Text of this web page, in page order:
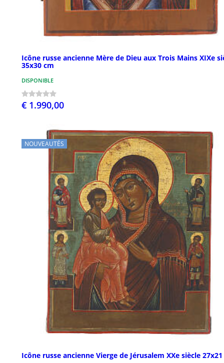
Icône russe ancienne Mère de Dieu aux Trois Mains XIXe
35x30 cm
DISPONIBLE
€ 1.990,00
NOUVEAUTÉS
Icône russe ancienne Vierge de Jérusalem XXe siècle